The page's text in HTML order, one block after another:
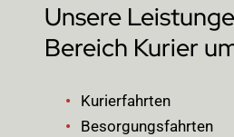
Unsere
Bereich Kurier
Kurierfahrten
Besorgungsfahrten